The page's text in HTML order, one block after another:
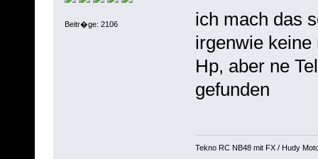
Beitr�ge: 2106
ich mach das
irgenwie keine
Hp, aber ne
gefunden
Tekno RC NB48 mit FX / Hudy